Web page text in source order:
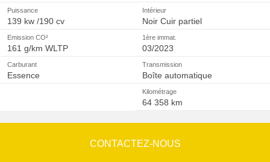
Puissance
139 kw /190 cv
Emission CO²
161 g/km WLTP
Carburant
Essence
Intérieur
Noir Cuir partiel
1ère immat.
03/2023
Transmission
Boîte automatique
Kilométrage
64 358 km
CONTACTEZ-NOUS